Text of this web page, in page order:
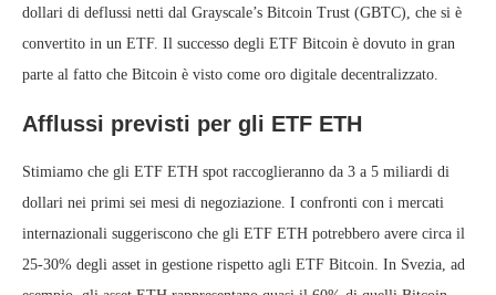
dollari di deflussi netti dal Grayscale’s Bitcoin Trust (GBTC), che si è
convertito in un ETF. Il successo degli ETF Bitcoin è dovuto in gran
parte al fatto che Bitcoin è visto come oro digitale decentralizzato.
Afflussi previsti per gli ETF ETH
Stimiamo che gli ETF ETH spot raccoglieranno da 3 a 5 miliardi di
dollari nei primi sei mesi di negoziazione. I confronti con i mercati
internazionali suggeriscono che gli ETF ETH potrebbero avere circa il
25-30% degli asset in gestione rispetto agli ETF Bitcoin. In Svezia, ad